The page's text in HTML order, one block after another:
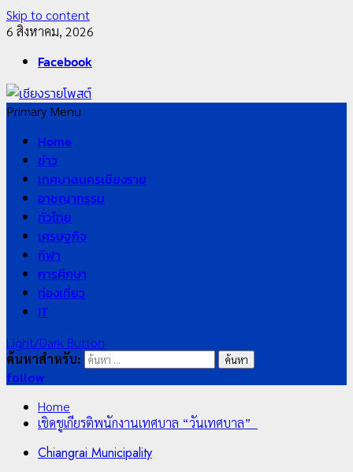
Skip to content
6 สิงหาคม, 2026
Facebook
Primary Menu
Home
ข่าว
เทศบาลนครเชียงราย
อาชญากรรม
ทั่วไทย
เศรษฐกิจ
กีฬา
การศึกษา
ท่องเที่ยว
IT
Light/Dark Button
ค้นหาสำหรับ:
follow
Home
เชิดชูเกียรติพนักงานเทศบาล “วันเทศบาล”
Chiangrai Municipality